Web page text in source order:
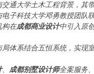
通大学土木工程背景，其
子科技大学邓勇教授团队
构在成都商业设计中引入原
体系结合五恒系统，实
、 成都别墅设计师全案服务、